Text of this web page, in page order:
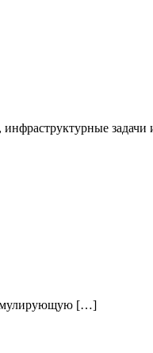
эмулирующую […]